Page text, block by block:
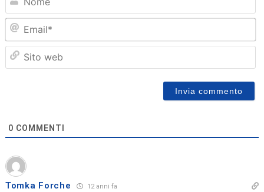
0 COMMENTI
Tomka Forche 12 anni fa